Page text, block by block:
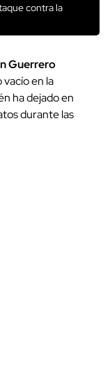
contra la
Guerrero
vacío en la
ha dejado en
durante las